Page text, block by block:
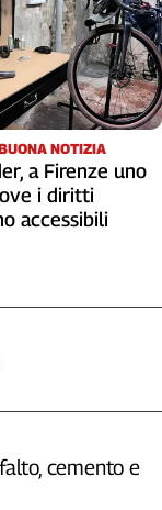
NOTIZIA
a Firenze uno
i diritti
accessibili
cemento e